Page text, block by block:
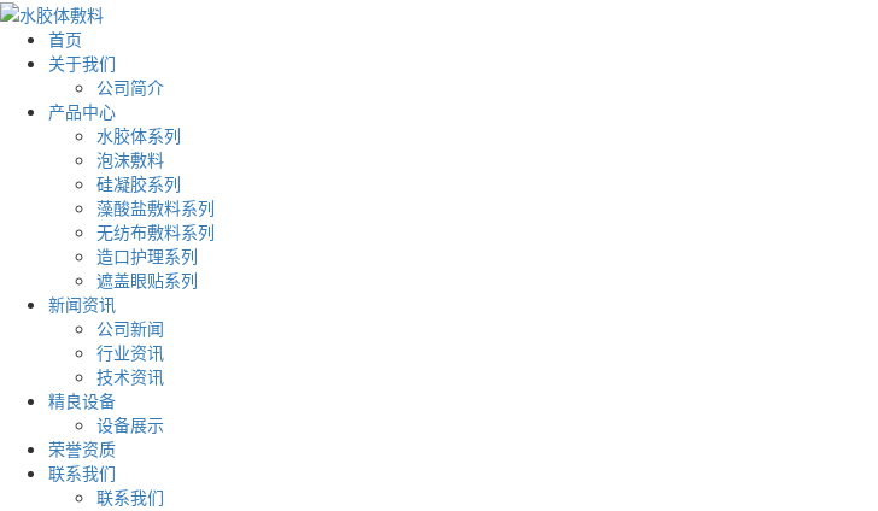
首页
关于我们
公司简介
产品中心
水胶体系列
泡沫敷料
硅凝胶系列
藻酸盐敷料系列
无纺布敷料系列
造口护理系列
遮盖眼贴系列
新闻资讯
公司新闻
行业资讯
技术资讯
精良设备
设备展示
荣誉资质
联系我们
联系我们